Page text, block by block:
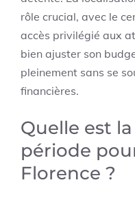
rôle crucial, avec le
accès privilégié aux
bien ajuster son
pleinement sans se
financières.
Quelle est
période
Florence ?